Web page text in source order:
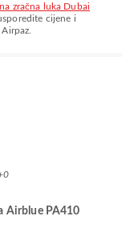
zračna luka Dubai
cijene i
Airblue PA410